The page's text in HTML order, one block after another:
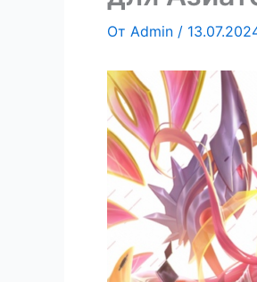
От Admin /